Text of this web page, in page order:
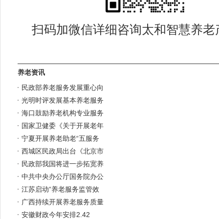
扫码加微信详细咨询太和智慧养
养老资讯
民政部养老服务发展重心向
光明时评发展基本养老服务
海口鼓励养老机构专业服务
国家卫健委《关于开展老年
宁夏开展养老助老“五服务
西城区民政局出台《北京市
民政部我国将进一步拓宽养
中共中央办公厅国务院办公
江苏启动“养老服务监管效
广西持续开展养老服务质量
安徽财政今年安排2.42